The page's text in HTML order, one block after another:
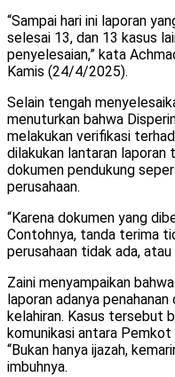
“Sampai hari ini laporan
selesai 13, dan 13 kasus
penyelesaian,” kata
Kamis (24/4/2025).
Selain tengah
menuturkan bahwa
melakukan verifikasi
dilakukan lantaran
dokumen pendukung
perusahaan.
“Karena dokumen yang
Contohnya, tanda terima
perusahaan tidak ada, atau
Zaini menyampaikan
laporan adanya
kelahiran. Kasus tersebut
komunikasi antara Pemkot
“Bukan hanya ijazah,
imbuhnya.